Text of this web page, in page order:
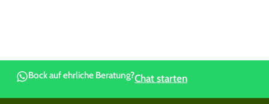
Bock auf ehrliche Beratung?Chat starten